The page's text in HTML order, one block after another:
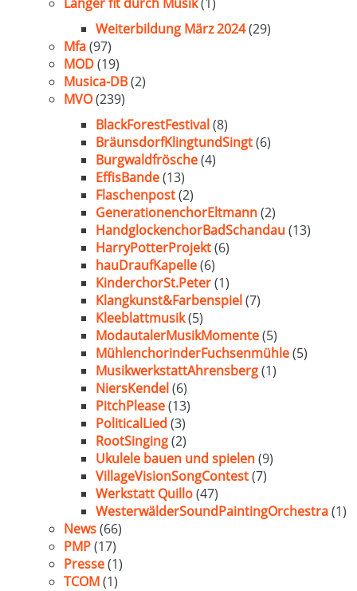
Weiterbildung März 2024(29)
Mfa(97)
MOD(19)
Musica-DB(2)
MVO(239)
BlackForestFestival(8)
BräunsdorfKlingtundSingt(6)
Burgwaldfrösche(4)
EffisBande(13)
Flaschenpost(2)
GenerationenchorEltmann(2)
HandglockenchorBadSchandau(13)
HarryPotterProjekt(6)
hauDraufKapelle(6)
KinderchorSt.Peter(1)
Klangkunst&Farbenspiel(7)
Kleeblattmusik(5)
ModautalerMusikMomente(5)
MühlenchorinderFuchsenmühle(5)
MusikwerkstattAhrensberg(1)
NiersKendel(6)
PitchPlease(13)
PoliticalLied (3)
RootSinging(2)
Ukulele bauen und spielen(9)
VillageVisionSongContest(7)
Werkstatt Quillo(47)
WesterwälderSoundPaintingOrchestra(1)
News(66)
PMP(17)
Presse(1)
TCOM(1)